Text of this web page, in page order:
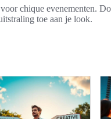
chique evenementen.
toe aan je look.